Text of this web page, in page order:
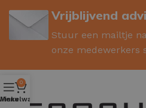
Vrijblijvend
Stuur een mailtje
onze medewerkers
Menu
0